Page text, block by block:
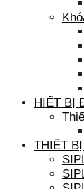
HIẾT BỊ
THIẾT